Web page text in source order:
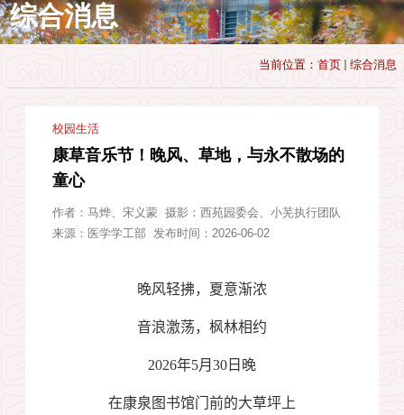
综合消息
当前位置： 首页 综合消息
校园生活
康草音乐节！晚风、草地，与永不散场的
童心
作者： 马烨、宋义蒙 摄影： 西苑园委会、小芜执行团队
来源： 医学学工部 发布时间：2026-06-02
晚风轻拂，夏意渐浓
音浪激荡，枫林相约
2026年5月 30 日晚
在康泉图书馆门前的大草坪上